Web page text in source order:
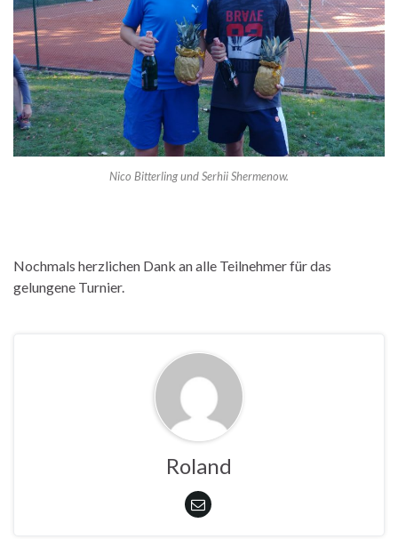
Nico Bitterling und Serhii Shermenow.
Nochmals herzlichen Dank an alle Teilnehmer für das
gelungene Turnier.
Roland